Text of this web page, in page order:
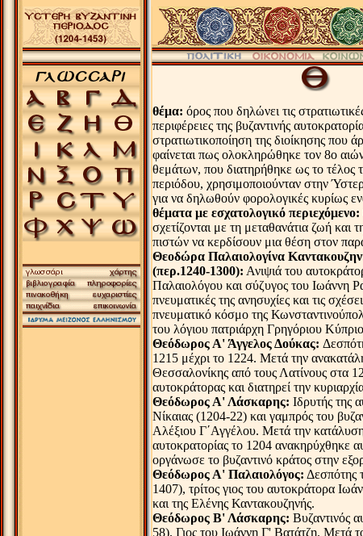
θέμα: όρος που δηλώνει τις
περιφέρειες της βυζαντινής
στρατιωτικοποίηση της διοίκησης που
φαίνεται πως ολοκληρώθηκε τον 8ο
θεμάτων, που διατηρήθηκε ως το τέλος
περιόδου, χρησιμοποιούνταν στην
για να δηλωθούν φορολογικές κυρίως
θέματα με εσχατολογικό περιεχόμενο:
σχετίζονται με τη μεταθανάτια ζωή και
πιστών να κερδίσουν μια θέση στον
Θεοδώρα Παλαιολογίνα
(περ.1240-1300): Ανιψιά του
Παλαιολόγου και σύζυγος του Ιωάννη
πνευματικές της ανησυχίες και τις
πνευματικό κόσμο της
του λόγιου πατριάρχη Γρηγόριου
Θεόδωρος Α' Άγγελος Δούκας:
1215 μέχρι το 1224. Μετά την
Θεσσαλονίκης από τoυς Λατίνους στα
αυτοκράτορας και διατηρεί την
Θεόδωρος Α' Λάσκαρης: Ιδρυτής της
Νίκαιας (1204-22) και γαμπρός του
Αλέξιου Γ΄Αγγέλου. Μετά την κατάλυση
αυτοκρατορίας το 1204 ανακηρύχθηκε
οργάνωσε το βυζαντινό κράτος στην
Θεόδωρος Α' Παλαιολόγος: Δεσπότης
1407), τρίτος γιος του αυτοκράτορα
και της Ελένης Καντακουζηνής.
Θεόδωρος Β' Λάσκαρης: Βυζαντινός
58). Γιος του Ιωάννη Γ' Βατάτζη. Μετά